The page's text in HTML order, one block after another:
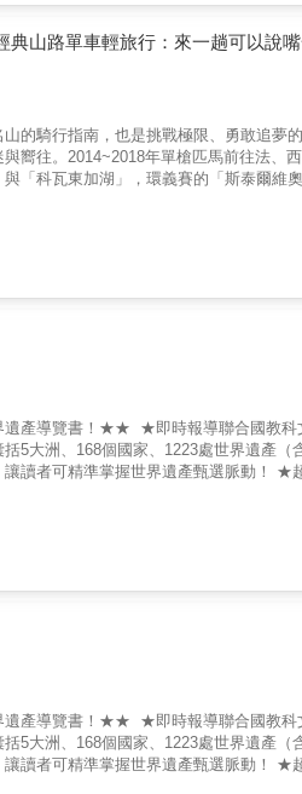
你將看見如何在迷途中找到方向，如何
常中開啟屬於自己的內心朝聖之旅，在
故事的旅人→ 正在人生十字路口，需要
瑟 | 蕭玉芬 | 黃浩然神父 | 盧俊義牧師
，單純地傾聽內心的聲音和聖神的呼
生命課。」──郭約瑟．羅東聖母醫院
班牙人之家協會監事「他讓我們看見一
不只是記錄朝聖路上所看到的各種美麗
典山路單車輕旅行：來一趟可以說
的騎行指南，也是挑戰極限、勇敢追夢
與嚮往。2014~2018年單槍匹馬前往法
與「科瓦東加湖」，環義賽的「斯泰爾
著純粹的熱情與堅持，完成了一段終身
座經典山頭的路徑數據、旅途中的騎行
經驗，以台灣人的視角，引領讀者深入
願此書能成為那臨門一腳，讓更多人進
理教授，暢銷作家徐正能｜台灣雲豹自
卡打掐｜台灣第一位女性單車
路徑數據與騎行體驗。3.趣聞：三大賽
。
產導覽書！★★ ★即時報導聯合國教科
5大洲、168個國家、1223處世界遺產
讀者可精準掌握世界遺產甄選脈動！ ★
產的判斷標準是什麼？世界遺產帶來的
產達人。 ★透過趣味&知性的40道問題
化石竟連鯨魚都有？˙萬年不化的冰河成
˙歐洲古堡充滿童話還是鬼話？˙中國的木
世界遺產？˙除了金、銀、銅、鐵、煤，
建築、城市聚落、產業遺產、地球生態
生態、火山、冰河、岩石、化石……等
你瘋玩全球世界遺產！獨家企劃10條
人氣世界遺產！ ★168國世界遺產分區
處世界遺產，搭配超過5000張照片、
產導覽書！★★ ★即時報導聯合國教科
5大洲、168個國家、1223處世界遺產
讀者可精準掌握世界遺產甄選脈動！ ★